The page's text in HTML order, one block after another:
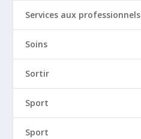
Services aux professionnels
Soins
Sortir
Sport
Sport